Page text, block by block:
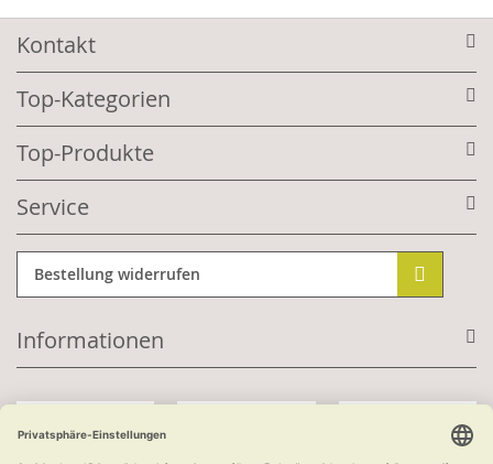
Kontakt
Top-Kategorien
Top-Produkte
Service
Bestellung widerrufen
Informationen